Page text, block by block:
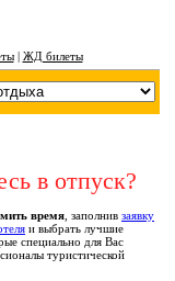
| ЖД билеты
в отпуск?
время , заполнив заявку
и выбрать лучшие
специально для Вас
туристической